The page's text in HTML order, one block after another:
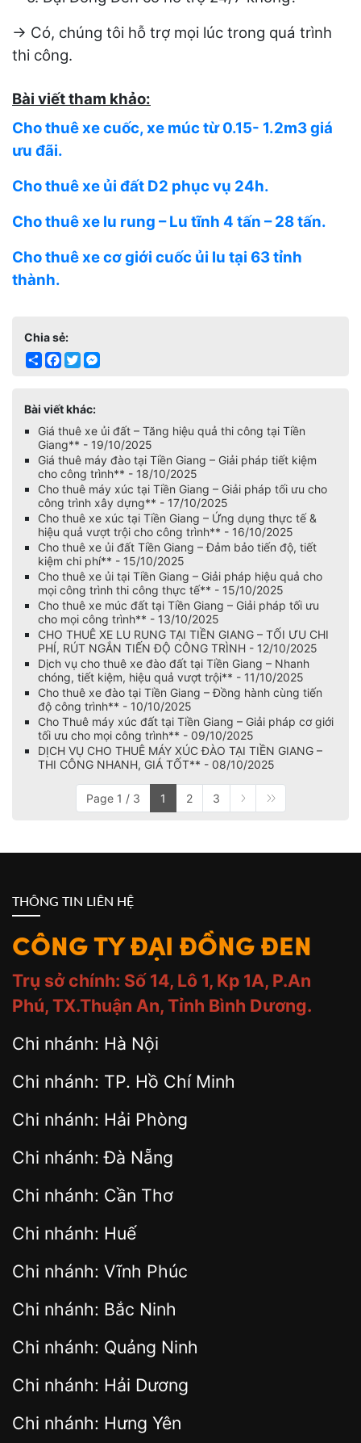
→ Có, chúng tôi hỗ trợ mọi lúc trong quá trình
thi công.
Bài viết tham khảo:
Cho thuê xe cuốc, xe múc từ 0.15- 1.2m3 giá
ưu đãi.
Cho thuê xe ủi đất D2 phục vụ 24h.
Cho thuê xe lu rung – Lu tĩnh 4 tấn – 28 tấn.
Cho thuê xe cơ giới cuốc ủi lu tại 63 tỉnh
thành.
Chia sẻ:
ShareFacebook
Twitter
Bài viết khác:
Giá thuê xe ủi đất – Tăng hiệu quả thi công tại Tiền
Giang** - 19/10/2025
Giá thuê máy đào tại Tiền Giang – Giải pháp tiết kiệm
cho công trình** - 18/10/2025
Cho thuê máy xúc tại Tiền Giang – Giải pháp tối ưu cho
công trình xây dựng** - 17/10/2025
Cho thuê xe xúc tại Tiền Giang – Ứng dụng thực tế &
hiệu quả vượt trội cho công trình** - 16/10/2025
Cho thuê xe ủi đất Tiền Giang – Đảm bảo tiến độ, tiết
kiệm chi phí** - 15/10/2025
Cho thuê xe ủi tại Tiền Giang – Giải pháp hiệu quả cho
mọi công trình thi công thực tế** - 15/10/2025
Cho thuê xe múc đất tại Tiền Giang – Giải pháp tối ưu
cho mọi công trình** - 13/10/2025
CHO THUÊ XE LU RUNG TẠI TIỀN GIANG – TỐI ƯU CHI
PHÍ, RÚT NGẮN TIẾN ĐỘ CÔNG TRÌNH - 12/10/2025
Dịch vụ cho thuê xe đào đất tại Tiền Giang – Nhanh
chóng, tiết kiệm, hiệu quả vượt trội** - 11/10/2025
Cho thuê xe đào tại Tiền Giang – Đồng hành cùng tiến
độ công trình** - 10/10/2025
Cho Thuê máy xúc đất tại Tiền Giang – Giải pháp cơ giới
tối ưu cho mọi công trình** - 09/10/2025
DỊCH VỤ CHO THUÊ MÁY XÚC ĐÀO TẠI TIỀN GIANG –
THI CÔNG NHANH, GIÁ TỐT** - 08/10/2025
Page 1 / 3 1 2 3
THÔNG TIN LIÊN HỆ
CÔNG TY ĐẠI ĐỒNG ĐEN
Trụ sở chính: Số 14, Lô 1, Kp 1A, P.An
Phú, TX.Thuận An, Tỉnh Bình Dương.
Chi nhánh: Hà Nội
Chi nhánh: TP. Hồ Chí Minh
Chi nhánh: Hải Phòng
Chi nhánh: Đà Nẵng
Chi nhánh: Cần Thơ
Chi nhánh: Huế
Chi nhánh: Vĩnh Phúc
Chi nhánh: Bắc Ninh
Chi nhánh: Quảng Ninh
Chi nhánh: Hải Dương
Chi nhánh: Hưng Yên